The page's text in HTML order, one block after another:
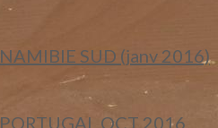
NAMIBIE SUD (janv 2016)
PORTUGAL OCT 2016